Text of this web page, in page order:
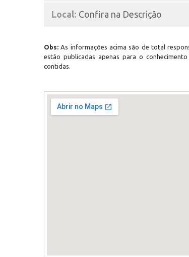
Local: Confira na Descrição
Obs:As informações acima são de total
estão publicadas apenas para o
contidas.